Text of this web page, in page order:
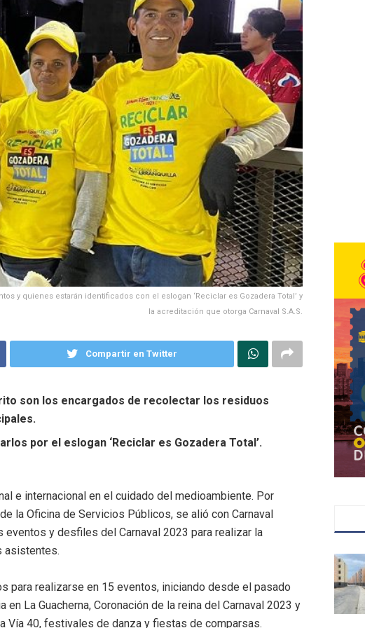
y quienes estarán identificados con el eslogan ‘Reciclar es Gozadera Total’ y
la acreditación que otorga Carnaval S.A.S.
Compartir en Twitter
son los encargados de recolectar los residuos
por el eslogan ‘Reciclar es Gozadera Total’.
e internacional en el cuidado del medioambiente. Por
la Oficina de Servicios Públicos, se alió con Carnaval
y desfiles del Carnaval 2023 para realizar la
asistentes.
para realizarse en 15 eventos, iniciando desde el pasado
La Guacherna, Coronación de la reina del Carnaval 2023 y
Vía 40, festivales de danza y fiestas de comparsas.